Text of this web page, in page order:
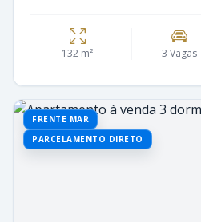
132 m² 3 Vagas
FRENTE MAR
PARCELAMENTO DIRETO